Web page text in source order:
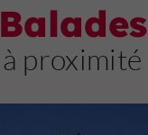
Balades
à proximité